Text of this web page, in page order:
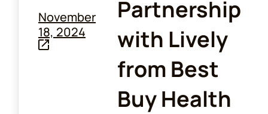
November
18, 2024
Partnership
with Lively
from Best
Buy Health